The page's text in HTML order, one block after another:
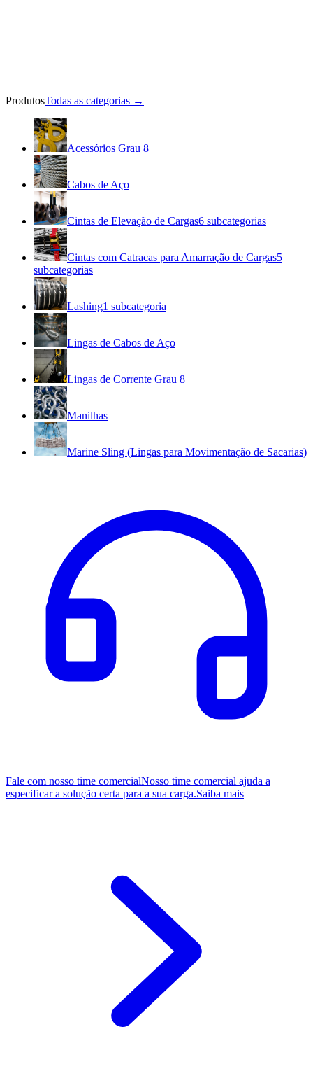
ProdutosTodas as categorias →
Acessórios Grau 8
Cabos de Aço
Cintas de Elevação de Cargas6 subcategorias
Cintas com Catracas para Amarração de Cargas5
subcategorias
Lashing1 subcategoria
Lingas de Cabos de Aço
Lingas de Corrente Grau 8
Manilhas
Marine Sling (Lingas para Movimentação de Sacarias)
Fale com nosso time comercialNosso time comercial ajuda a
especificar a solução certa para a sua carga.Saiba mais